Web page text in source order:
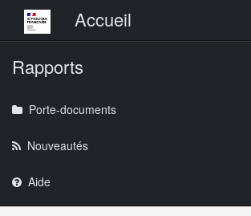
Menu principalAccueil
Rapports
Porte-documents
Nouveautés
Aide